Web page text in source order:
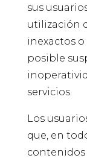
sus
utilización
inexactos
posible
servicios.
Los
que, en
contenidos